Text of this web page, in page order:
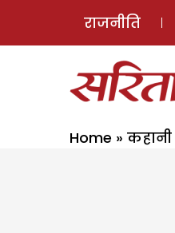
राजनीति
Home » कहानी